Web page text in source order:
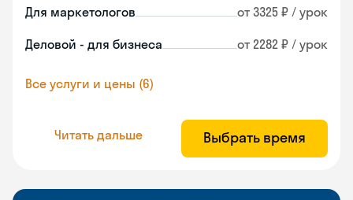
Для маркетологов от 3325 ₽ / урок
Деловой - для бизнеса от 2282 ₽ / урок
Все услуги и цены (6)
Читать дальше Выбрать время